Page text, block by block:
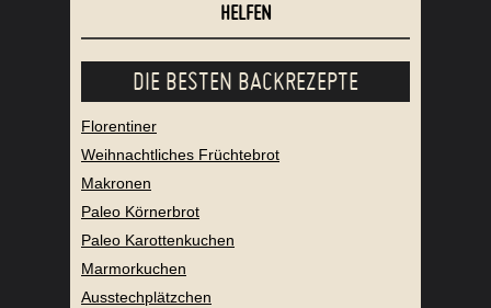
HELFEN
DIE BESTEN BACKREZEPTE
Florentiner
Weihnachtliches Früchtebrot
Makronen
Paleo Körnerbrot
Paleo Karottenkuchen
Marmorkuchen
Ausstechplätzchen